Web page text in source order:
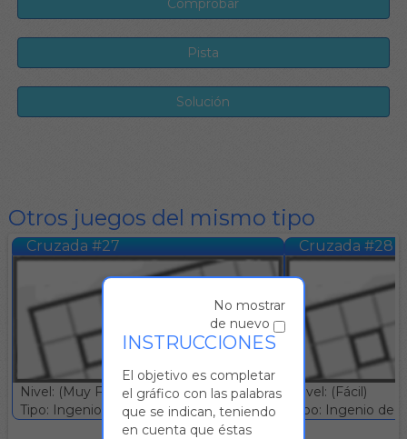
Otros juegos del mismo tipo
Cruzada #27
Nivel: (Muy Fácil)
Tipo: Ingenio deductivo :: Gratuito
Cruzada #28
Nivel: (Fácil)
Tipo: Ingenio
No mostrar
de nuevo
INSTRUCCIONES
El objetivo es completar
el gráfico con las palabras
que se indican, teniendo
en cuenta que éstas